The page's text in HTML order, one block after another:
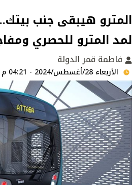
المترو هيبقى جنب
لمد المترو للحصري
فاطمة قمر الدولة
الأربعاء 28/أغسطس/2024 - 04:21 م